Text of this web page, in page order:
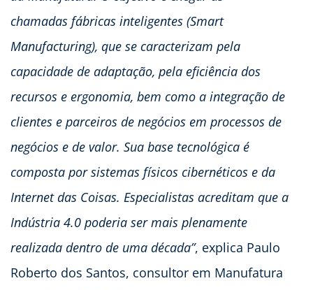
chamadas fábricas inteligentes (Smart
Manufacturing), que se caracterizam pela
capacidade de adaptação, pela eficiência dos
recursos e ergonomia, bem como a integração de
clientes e parceiros de negócios em processos de
negócios e de valor. Sua base tecnológica é
composta por sistemas físicos cibernéticos e da
Internet das Coisas. Especialistas acreditam que a
Indústria 4.0 poderia ser mais plenamente
realizada dentro de uma década”, explica Paulo
Roberto dos Santos, consultor em Manufatura